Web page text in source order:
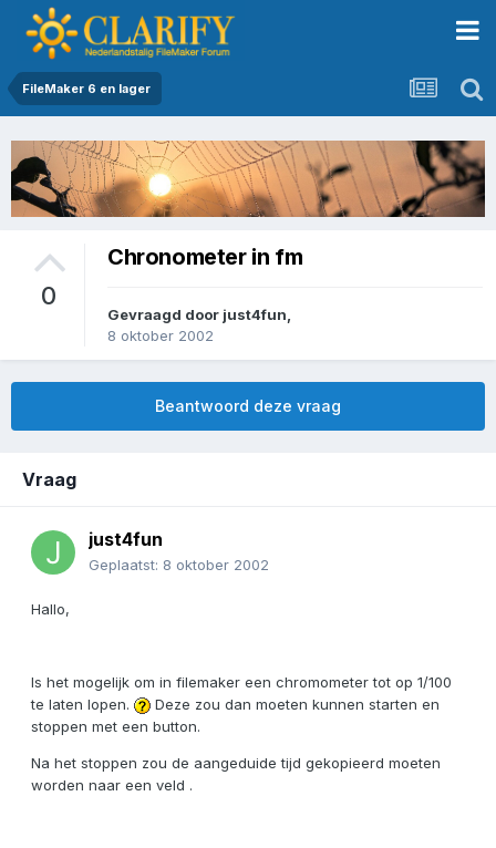
FileMaker 6 en lager
0
Chronometer in fm
Gevraagd door just4fun
8 oktober 2002
Beantwoord deze vraag
Vraag
just4fun
Geplaatst: 8 oktober 2002
Hallo,
Is het mogelijk om in filemaker een chromometer tot op 1/100
te laten lopen.
Deze zou dan moeten kunnen starten en
stoppen met een button.
Na het stoppen zou de aangeduide tijd gekopieerd moeten
worden naar een veld .